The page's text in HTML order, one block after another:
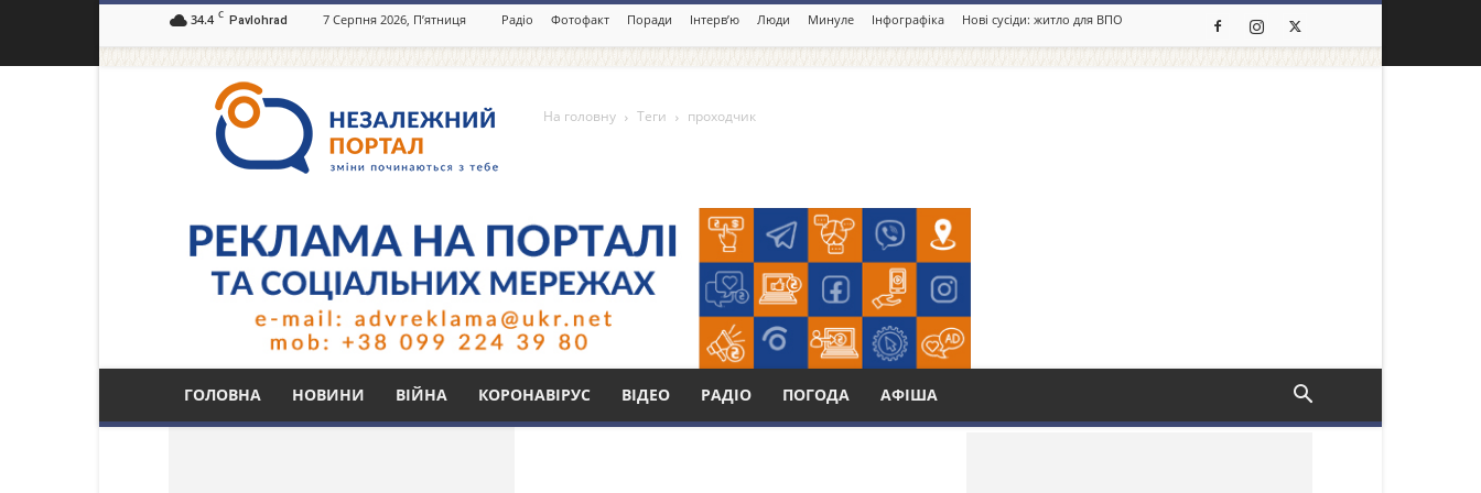
34.4 C Pavlohrad 7 Серпня 2026, П’ятниця Радіо Фотофакт Поради Інтерв’ю Люди Минуле Інфографіка Нові сусіди: житло для ВПО
портал
Павлоград.dp.ua
ГОЛОВНА НОВИНИ ВІЙНА КОРОНАВІРУС ВІДЕО РАДІО ПОГОДА АФІША
На головну Теги проходчик
Тег: проходчик